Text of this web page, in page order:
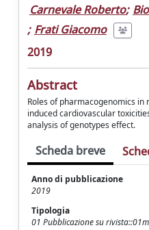
Carnevale Roberto;
; Frati Giacomo
2019
Abstract
Roles of pharmacogenomics
induced cardiovascular
analysis of genotypes effect.
Scheda breve
Anno di pubblicazione
2019
Tipologia
01 Pubblicazione su